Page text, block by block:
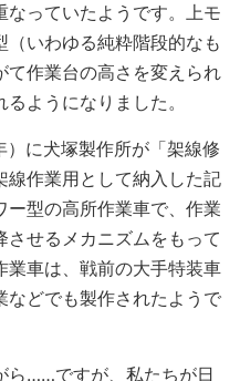
なっていたようです。上モ
（いわゆる純粋階段的なも
て作業台の高さを変えられ
ようになりました。
に犬塚製作所が「架線修
線作業用として納入した記
型の高所作業車で、作業
せるメカニズムをもって
業車は、戦前の大手特装車
などでも製作されたようで
ら……ですが、私たちが日